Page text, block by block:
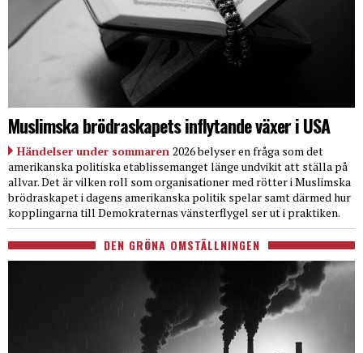
Muslimska brödraskapets inflytande växer i USA
Händelser under sommaren 2026 belyser en fråga som det
amerikanska politiska etablissemanget länge undvikit att ställa på
allvar. Det är vilken roll som organisationer med rötter i Muslimska
brödraskapet i dagens amerikanska politik spelar samt därmed hur
kopplingarna till Demokraternas vänsterflygel ser ut i praktiken.
DEN GRÖNA OMSTÄLLNINGEN